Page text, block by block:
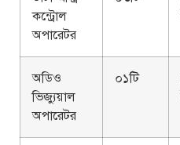
কন্ট্রোল
অপারেটর
অডিও
ভিজ্যুয়াল
অপারেটর
০১টি